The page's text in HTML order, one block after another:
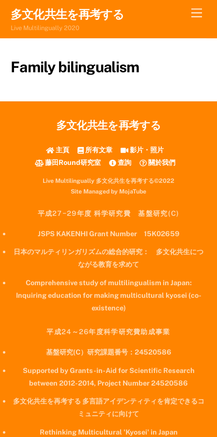
content
多文化共生を再考する
Live Multilingually 2020
Family bilingualism
多文化共生を再考する
主頁 所有文章
影片・照片
藤田Round研究室
查詢 關於我們
Live Multilingually 多文化共生を再考する©2022
Site Managed by MojaTube
平成27−29年度 科学研究費 基盤研究(C)
JSPS KAKENHI Grant Number 15K02659
日本のマルティリンガリズムの総合的研究： 多文化共生につ
ながる教育を求めて
Comprehensive study of multilingualism in Japan:
Inquiring education for making multicultural kyosei (co-
existence)
平成24～26年度科学研究費助成事業
基盤研究(C）研究課題番号：24520586
Supported by Grants-in-Aid for Scientific Research
between 2012-2014, Project Number 24520586
多文化共生を再考する 多言語アイデンティティを肯定できるコ
ミュニティに向けて
Rethinking Multicultural 'Kyosei' in Japan